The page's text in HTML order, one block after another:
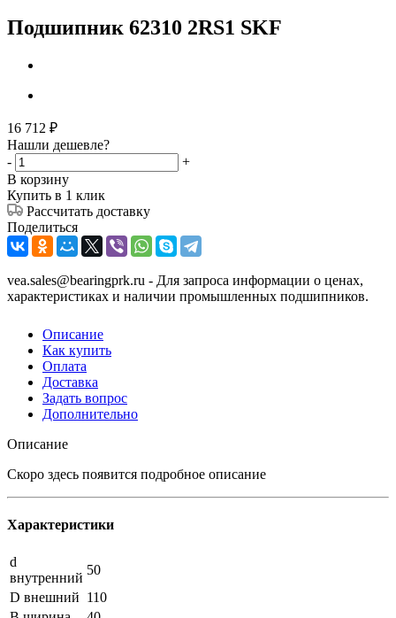
Подшипник 62310 2RS1 SKF
16 712 ₽
Нашли дешевле?
-
+
В корзину
Купить в 1 клик
Рассчитать доставку
Поделиться
vea.sales@bearingprk.ru - Для запроса информации о ценах,
характеристиках и наличии промышленных подшипников.
Описание
Как купить
Оплата
Доставка
Задать вопрос
Дополнительно
Описание
Скоро здесь появится подробное описание
Характеристики
d
внутренний
50
D внешний 110